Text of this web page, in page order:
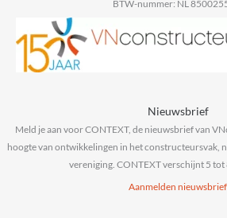
BTW-nummer: NL
Nieuwsbrief
Meld je aan voor CONTEXT, de nieuwsbrief van
hoogte van ontwikkelingen in het constructeursvak,
vereniging. CONTEXT verschijnt 5 tot
Aanmelden nieuwsbrief